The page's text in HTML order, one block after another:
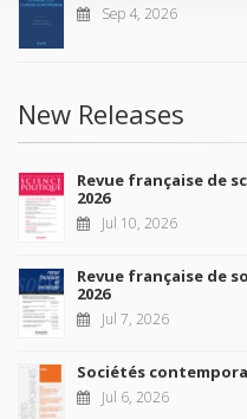
Sep 4, 2026
New Releases
Revue française de
2026
Jul 10, 2026
Revue française de
2026
Jul 7, 2026
Sociétés
Jul 6, 2026